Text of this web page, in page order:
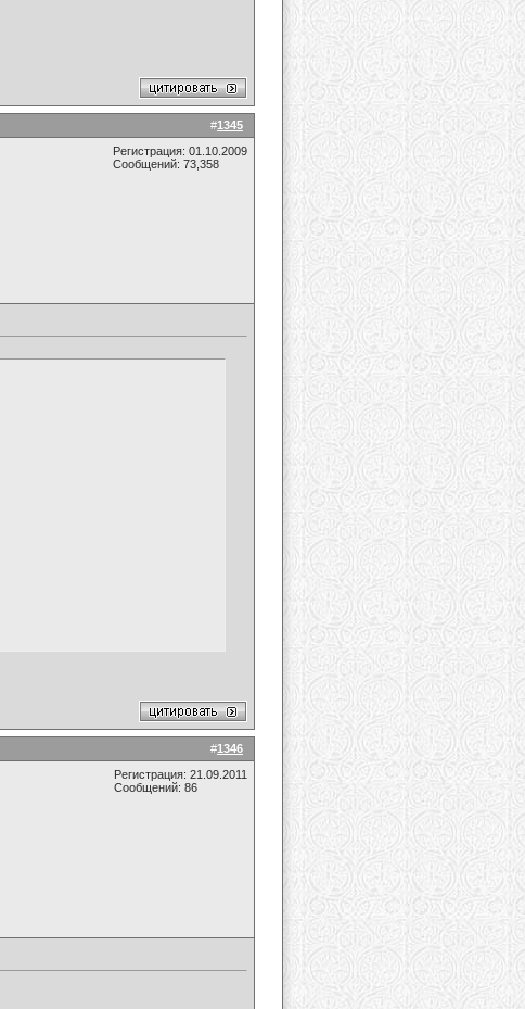
#1345
Регистрация: 01.10.2009
Сообщений: 73,358
#1346
Регистрация: 21.09.2011
Сообщений: 86